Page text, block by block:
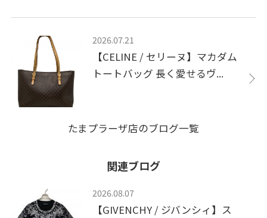
2026.07.21
【CELINE / セリーヌ】マカダム
トートバッグ 長く愛せるヴ...
たまプラーザ店のブログ一覧
関連ブログ
2026.08.07
【GIVENCHY / ジバンシィ】ス